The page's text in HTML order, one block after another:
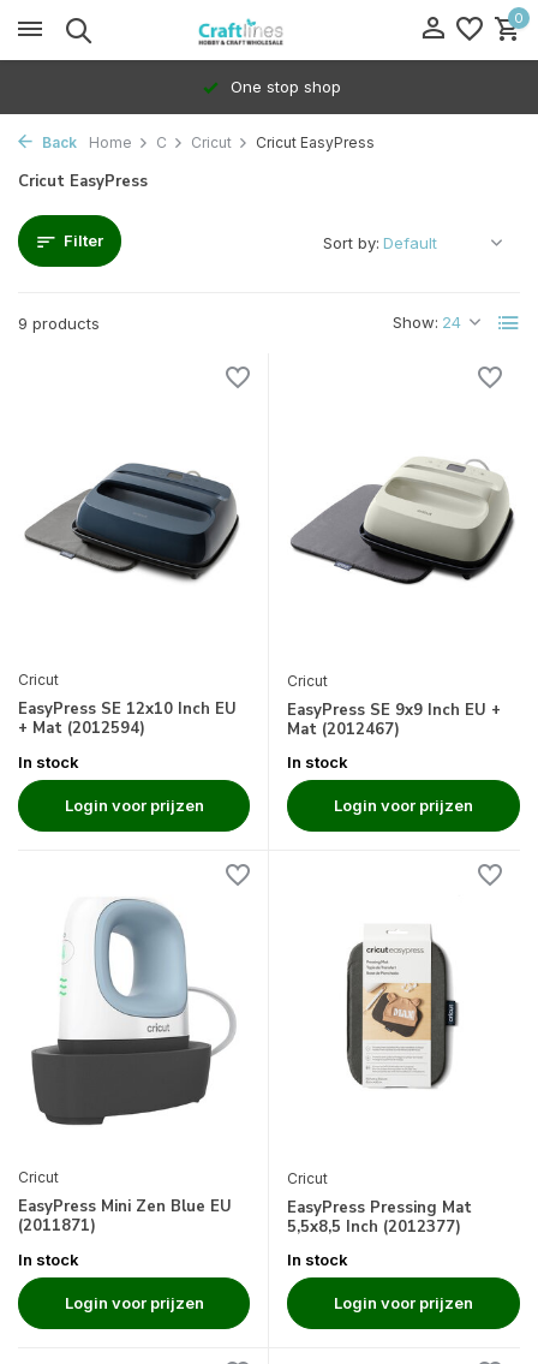
0
One stop shop
Back Home C Cricut Cricut EasyPress
Cricut EasyPress
Filter
9 products Show:
Sort by:
Cricut
EasyPress SE 12x10 Inch EU
+ Mat (2012594)
In stock
Login voor prijzen
Cricut
EasyPress SE 9x9 Inch EU +
Mat (2012467)
In stock
Login voor prijzen
Cricut
EasyPress Mini Zen Blue EU
(2011871)
In stock
Login voor prijzen
Cricut
EasyPress Pressing Mat
5,5x8,5 Inch (2012377)
In stock
Login voor prijzen